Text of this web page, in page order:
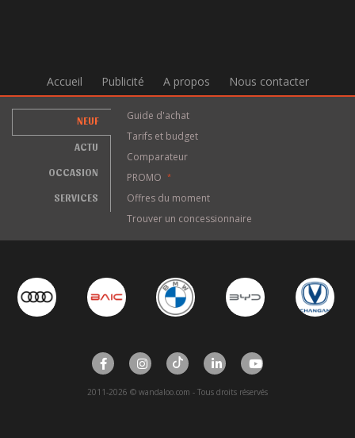
Accueil Publicité A propos Nous contacter
NEUF
ACTU
OCCASION
SERVICES
Guide d'achat
Tarifs et budget
Comparateur
PROMO
*
Offres du moment
Trouver un concessionnaire
2011-2026 © wandaloo.com - Tous droits réservés